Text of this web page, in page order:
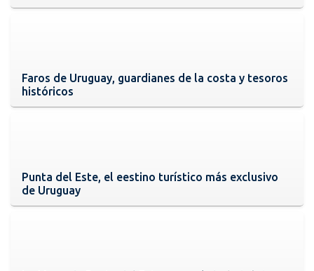
Faros de Uruguay, guardianes de la costa y tesoros
históricos
Punta del Este, el eestino turístico más exclusivo
de Uruguay